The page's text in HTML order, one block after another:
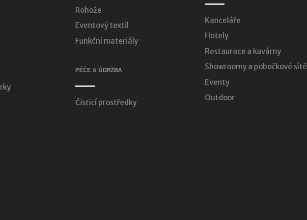
Rohože
Eventový textil
Funkční materiály
PÉČE A ÚDRŽBA
Čisticí prostředky
Kanceláře
Hotely
Restaurace a kavárny
Showroomy a pobočkové sítě
Eventy
Outdoor